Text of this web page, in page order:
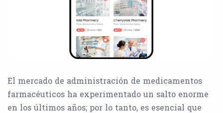
El mercado de administración de medicamentos
farmacéuticos ha experimentado un salto enorme
en los últimos años; por lo tanto, es esencial que